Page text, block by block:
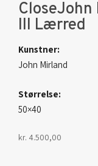
III Lærred
Kunstner:
John Mirland
Størrelse:
50×40
kr. 4.500,00